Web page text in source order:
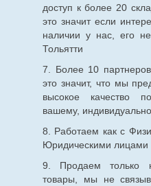
доступ к более 20
это значит если
наличии у нас, его
Тольятти
7. Более 10
это значит, что мы
высокое качество
вашему,
8. Работаем как с
Юридическими лицами
9. Продаем только
товары, мы не